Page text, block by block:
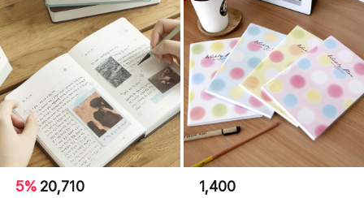
5% 20,710 1,400